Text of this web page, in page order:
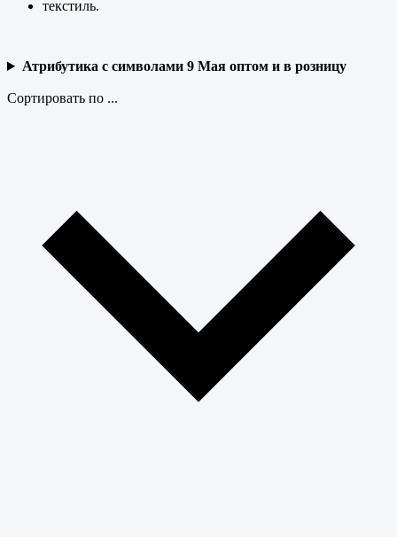
текстиль.
Атрибутика с символами 9 Мая оптом и в розницу
Сортировать по ...